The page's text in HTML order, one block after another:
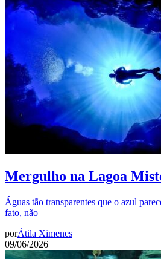
Mergulho na Lagoa
Águas tão transparentes que o azul
fato, não
porÁtila Ximenes
09/06/2026